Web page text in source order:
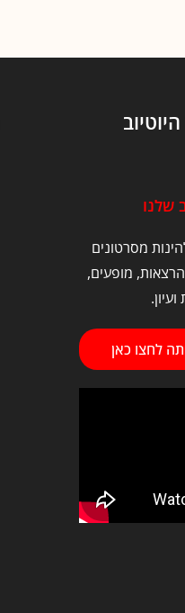
שלנו
מסרטונים
מופעים,
לחצו כאן